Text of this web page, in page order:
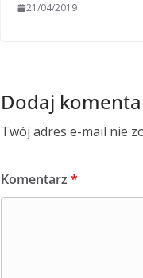
21/04/2019
Dodaj
Twój adres e-mail nie
Komentarz *